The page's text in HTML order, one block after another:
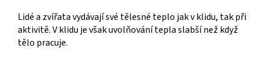
Lidé a zvířata vydávají své tělesné teplo jak v klidu, tak při
aktivitě. V klidu je však uvolňování tepla slabší než když
tělo pracuje.